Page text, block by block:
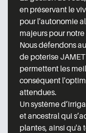
en préservant le
pour l'autonomie
majeurs pour
Nous défendons
de poterise
permettent les
conséquent
attendues.
Un système
et ancestral qui
plantes, ainsi qu'à